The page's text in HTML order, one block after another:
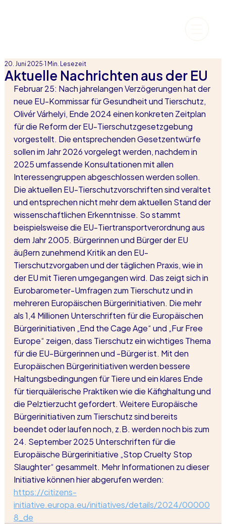
Aktuelle Nachrichten aus der EU
20. Juni 2025 1 Min. Lesezeit
Februar 25: Nach jahrelangen Verzögerungen hat der
neue EU-Kommissar für Gesundheit und Tierschutz,
Olivér Várhelyi, Ende 2024 einen konkreten Zeitplan
für die Reform der EU-Tierschutzgesetzgebung
vorgestellt. Die entsprechenden Gesetzentwürfe
sollen im Jahr 2026 vorgelegt werden, nachdem in
2025 umfassende Konsultationen mit allen
Interessengruppen abgeschlossen werden sollen.
Die aktuellen EU-Tierschutzvorschriften sind veraltet
und entsprechen nicht mehr dem aktuellen Stand der
wissenschaftlichen Erkenntnisse. So stammt
beispielsweise die EU-Tiertransportverordnung aus
dem Jahr 2005. Bürgerinnen und Bürger der EU
äußern zunehmend Kritik an den EU-
Tierschutzvorgaben und der täglichen Praxis, wie in
der EU mit Tieren umgegangen wird. Das zeigt sich in
Eurobarometer-Umfragen zum Tierschutz und in
mehreren Europäischen Bürgerinitiativen. Die mehr
als 1,4 Millionen Unterschriften für die Europäischen
Bürgerinitiativen „End the Cage Age“ und „Fur Free
Europe“ zeigen, dass Tierschutz ein wichtiges Thema
für die EU-Bürgerinnen und -Bürger ist. Mit den
Europäischen Bürgerinitiativen werden bessere
Haltungsbedingungen für Tiere und ein klares Ende
für tierquälerische Praktiken wie die Käfighaltung und
die Pelztierzucht gefordert. Weitere Europäische
Bürgerinitiativen zum Tierschutz sind bereits
beendet oder laufen noch, z.B. werden noch bis zum
24. September 2025 Unterschriften für die
Europäische Bürgerinitiative „Stop Cruelty Stop
Slaughter“ gesammelt. Mehr Informationen zu dieser
Initiative können hier abgerufen werden:
https://citizens-
initiative.europa.eu/initiatives/details/2024/00000
8_de